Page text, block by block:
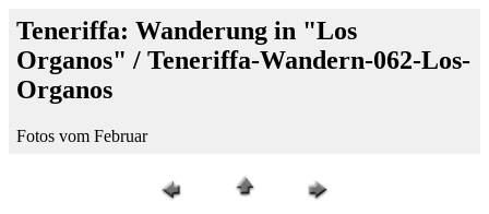
Teneriffa: Wanderung in "Los
Organos" / Teneriffa-Wandern-062-Los-
Organos
Fotos vom Februar